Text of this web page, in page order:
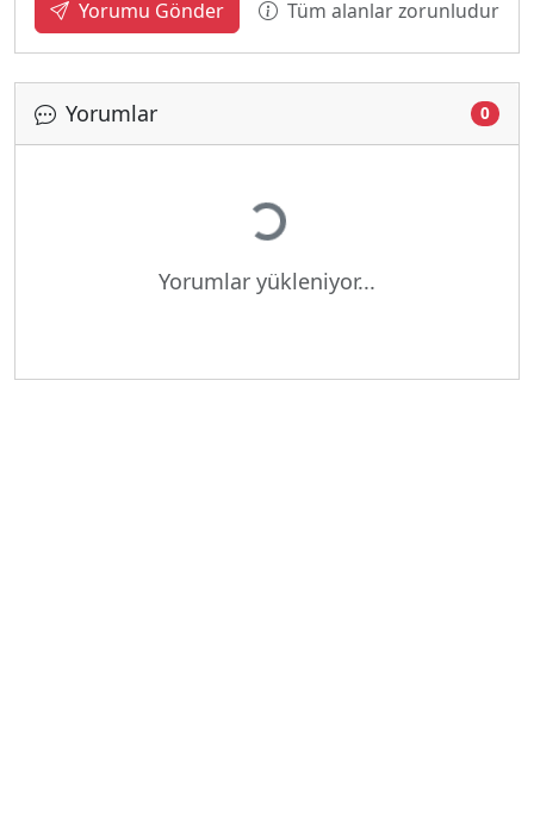
Yorumu Gönder Tüm alanlar zorunludur
Yorumlar 0
Yükleniyor...
Yorumlar yükleniyor...